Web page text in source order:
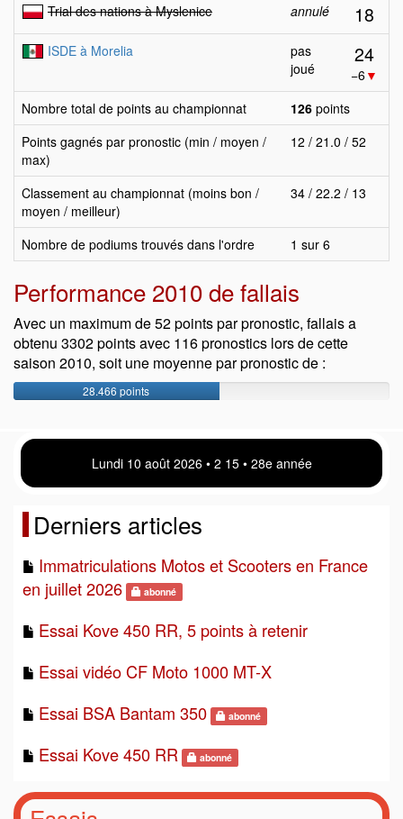
Trial des nations à Myslenice
annulé 18
ISDE à Morelia
pas
joué
24
−6▼
Nombre total de points au championnat
126 points
Points gagnés par pronostic (min / moyen /
max)
12 / 21.0 / 52
Classement au championnat (moins bon /
moyen / meilleur)
34 / 22.2 / 13
Nombre de podiums trouvés dans l'ordre 1 sur 6
Performance 2010 de fallais
Avec un maximum de 52 points par pronostic, fallais a
obtenu 3302 points avec 116 pronostics lors de cette
saison 2010, soit une moyenne par pronostic de :
28.466 points
Lundi 10 août 2026 • 2:15 • 28e année
Derniers articles
Immatriculations Motos et Scooters en France
en juillet 2026
abonné
Essai Kove 450 RR, 5 points à retenir
Essai vidéo CF Moto 1000 MT-X
Essai BSA Bantam 350
abonné
Essai Kove 450 RR abonné